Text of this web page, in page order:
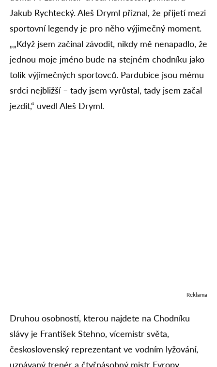
Jakub Rychtecký. Aleš Dryml přiznal, že přijetí mezi
sportovní legendy je pro něho výjimečný moment.
„„Když jsem začínal závodit, nikdy mě nenapadlo, že
jednou moje jméno bude na stejném chodníku jako
tolik výjimečných sportovců. Pardubice jsou mému
srdci nejbližší – tady jsem vyrůstal, tady jsem začal
jezdit,“ uvedl Aleš Dryml.
Reklama
Druhou osobností, kterou najdete na Chodníku
slávy je František Stehno, vícemistr světa,
československý reprezentant ve vodním lyžování,
uznávaný trenér a čtyřnásobný mistr Evropy.